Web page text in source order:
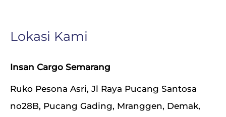
Lokasi Kami
Insan Cargo Semarang
Ruko Pesona Asri, Jl Raya Pucang Santosa
no28B, Pucang Gading, Mranggen, Demak,